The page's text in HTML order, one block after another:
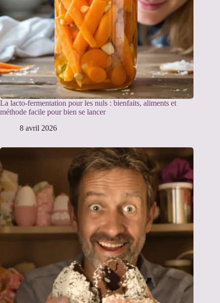
La lacto-fermentation pour les nuls : bienfaits, aliments et
méthode facile pour bien se lancer
8 avril 2026